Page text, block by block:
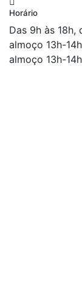
Horário
Das 9h às 18h,
almoço 13h-
almoço 13h-